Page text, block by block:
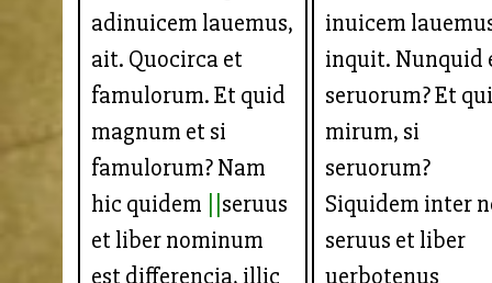
adinuicem lauemus,
ait. Quocirca et
famulorum. Et quid
magnum et si
famulorum? Nam
hic quidem
seruus
et liber nominum
est differencia, illic
inuicem
inquit. Nunquid
seruorum? Et
mirum, si
seruorum?
Siquidem inter
seruus et liber
uerbotenus